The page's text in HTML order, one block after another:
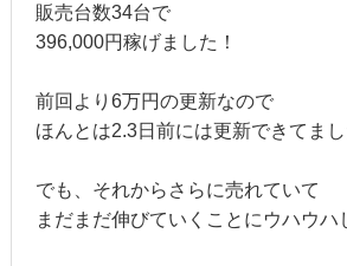
販売台数34台で
396,000円稼げました！
前回より6万円の更新なので
ほんとは2.3日前には更新できてまし
でも、それからさらに売れていて
まだまだ伸びていくことにウハウハ